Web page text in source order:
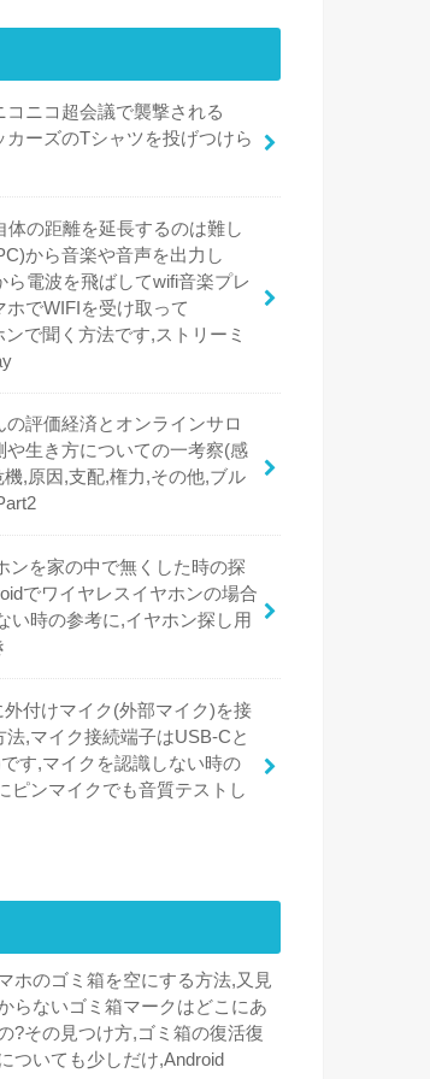
コニコ超会議で襲撃される
カーズのTシャツを投げつけら
体の距離を延長するのは難し
から音楽や音声を出力し
ら電波を飛ばしてwifi音楽プレ
ホでWIFIを受け取って
ンで聞く方法です,ストリーミ
の評価経済とオンラインサロ
や生き方についての一考察(感
,原因,支配,権力,その他,ブル
ンを家の中で無くした時の探
でワイヤレスイヤホンの場合
い時の参考に,イヤホン探し用
外付けマイク(外部マイク)を接
法,マイク接続端子はUSB-Cと
す,マイクを認識しない時の
ピンマイクでも音質テストし
ホのゴミ箱を空にする方法,又見
らないゴミ箱マークはどこにあ
?その見つけ方,ゴミ箱の復活復
ついても少しだけ,Android